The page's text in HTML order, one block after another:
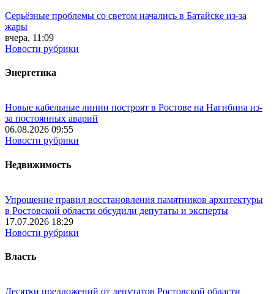
Серьёзные проблемы со светом начались в Батайске из-за
жары
вчера, 11:09
Новости рубрики
Энергетика
Новые кабельные линии построят в Ростове на Нагибина из-
за постоянных аварий
06.08.2026 09:55
Новости рубрики
Недвижимость
Упрощение правил восстановления памятников архитектуры
в Ростовской области обсудили депутаты и эксперты
17.07.2026 18:29
Новости рубрики
Власть
Десятки предложений от депутатов Ростовской области